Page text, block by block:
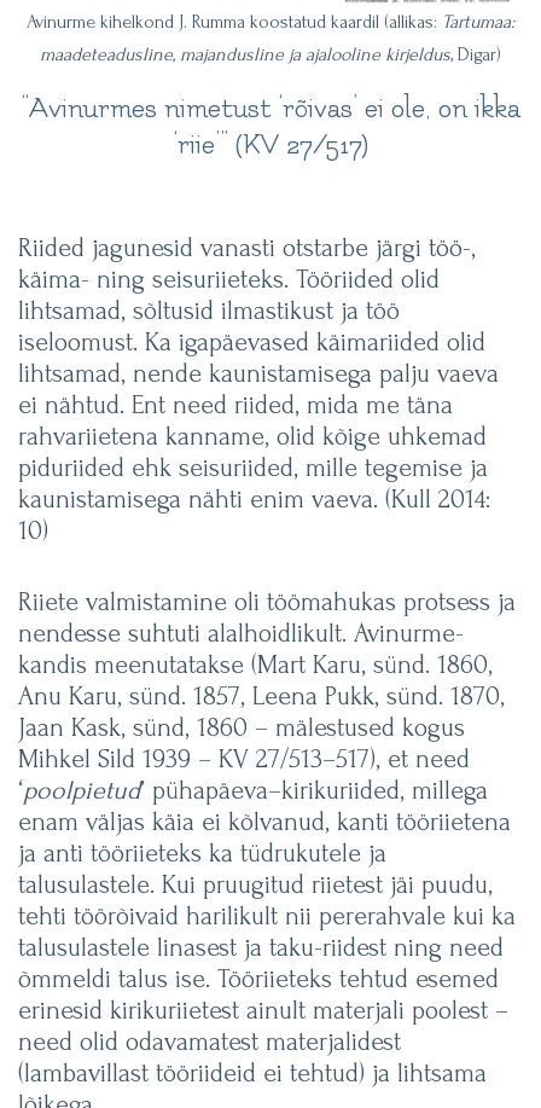
Avinurme kihelkond J. Rumma koostatud kaardil (allikas: Tartumaa:
maadeteadusline, majandusline ja ajalooline kirjeldus, Digar)
“Avinurmes nimetust ‘rõivas’ ei ole, on ikka
‘riie’” (KV 27/517)
Riided jagunesid vanasti otstarbe järgi töö-,
käima- ning seisuriieteks. Tööriided olid
lihtsamad, sõltusid ilmastikust ja töö
iseloomust. Ka igapäevased käimariided olid
lihtsamad, nende kaunistamisega palju vaeva
ei nähtud. Ent need riided, mida me täna
rahvariietena kanname, olid kõige uhkemad
piduriided ehk seisuriided, mille tegemise ja
kaunistamisega nähti enim vaeva. (Kull 2014:
10)
Riiete valmistamine oli töömahukas protsess ja
nendesse suhtuti alalhoidlikult. Avinurme-
kandis meenutatakse (Mart Karu, sünd. 1860,
Anu Karu, sünd. 1857, Leena Pukk, sünd. 1870,
Jaan Kask, sünd, 1860 – mälestused kogus
Mihkel Sild 1939 – KV 27/513–517), et need
‘poolpietud’ pühapäeva–kirikuriided, millega
enam väljas käia ei kõlvanud, kanti tööriietena
ja anti tööriieteks ka tüdrukutele ja
talusulastele. Kui pruugitud riietest jäi puudu,
tehti töörõivaid harilikult nii pererahvale kui ka
talusulastele linasest ja taku-riidest ning need
õmmeldi talus ise. Tööriieteks tehtud esemed
erinesid kirikuriietest ainult materjali poolest –
need olid odavamatest materjalidest
(lambavillast tööriideid ei tehtud) ja lihtsama